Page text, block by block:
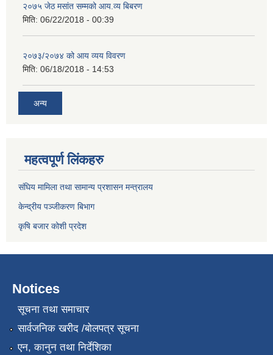
२०७५ जेठ मसांत सम्मको आय.व्य बिबरण
मिति: 06/22/2018 - 00:39
२०७३/२०७४ को आय व्यय विवरण
मिति: 06/18/2018 - 14:53
अन्य
महत्वपूर्ण लिंकहरु
संघिय मामिला तथा सामान्य प्रशासन मन्त्रालय
केन्द्रीय पञ्जीकरण बिभाग
कृषि बजार कोशी प्रदेश
Notices
सूचना तथा समाचार
सार्वजनिक खरीद /बोलपत्र सूचना
एन, कानुन तथा निर्देशिका